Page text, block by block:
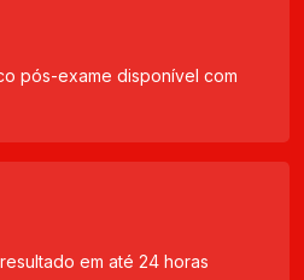
pós-exame disponível com
em até 24 horas